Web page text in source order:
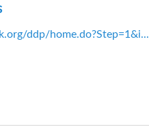
ddp/home.do?Step=1&i...